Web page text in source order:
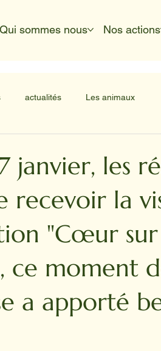
Qui sommes nous Nos actions
actualités Les animaux
janvier, les
recevoir la
"Cœur
ce moment
a apporté